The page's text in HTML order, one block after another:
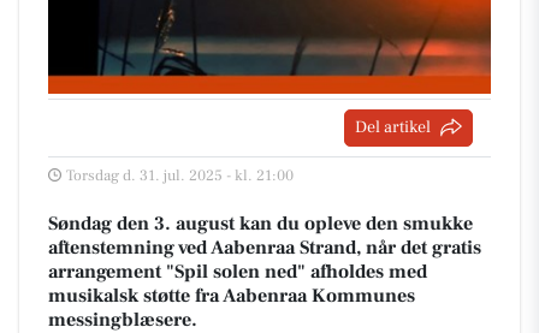
Del artikel
Torsdag d. 31. jul. 2025 - kl. 21:00
Søndag den 3. august kan du opleve den smukke
aftenstemning ved Aabenraa Strand, når det gratis
arrangement "Spil solen ned" afholdes med
musikalsk støtte fra Aabenraa Kommunes
messingblæsere.